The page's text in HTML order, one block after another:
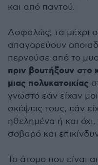
και από παντού.
Ασφαλώς, τα μέχρι
απαγορεύουν
περνούσε από το
πριν βουτήξουν
μιας πολυκατοικίας
γνωστό εάν είχαν
σκέψεις τους, εάν
ηθελημένα ή και όχι,
σοβαρό και
Το άτομο που είναι